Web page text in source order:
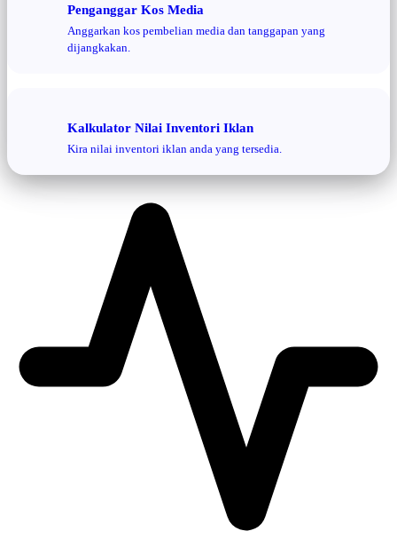
Penganggar Kos Media
Anggarkan kos pembelian media dan tanggapan yang
dijangkakan.
Kalkulator Nilai Inventori Iklan
Kira nilai inventori iklan anda yang tersedia.